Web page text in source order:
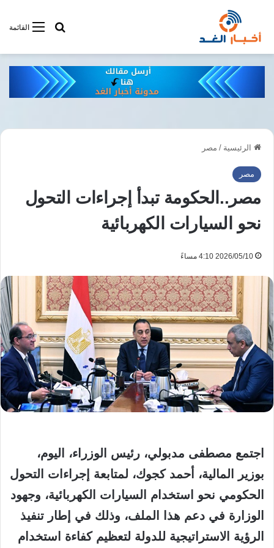
القائمةأبحت فى
الرئيسية / مصر
مصر
مصر..الحكومة تبدأ إجراءات التحول
نحو السيارات الكهربائية
2026/05/10 4:10 مساءً
اجتمع مصطفى مدبولي، رئيس الوزراء، اليوم،
بوزير المالية، أحمد كجوك، لمتابعة إجراءات التحول
الحكومي نحو استخدام السيارات الكهربائية، وجهود
الوزارة في دعم هذا الملف، وذلك في إطار تنفيذ
الرؤية الاستراتيجية للدولة لتعظيم كفاءة استخدام